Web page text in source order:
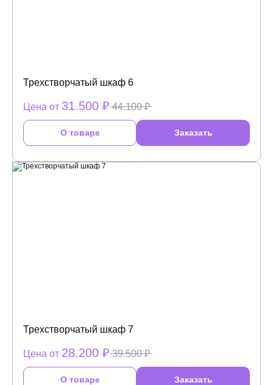
Трехстворчатый шкаф 6
Цена от 31.500 ₽ 44.100 ₽
О товаре Заказать
Трехстворчатый шкаф 7
Цена от 28.200 ₽ 39.500 ₽
О товаре Заказать